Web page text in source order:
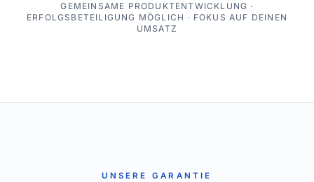
GEMEINSAME PRODUKTENTWICKLUNG ·
ERFOLGSBETEILIGUNG MÖGLICH · FOKUS AUF DEINEN
UMSATZ
UNSERE GARANTIE